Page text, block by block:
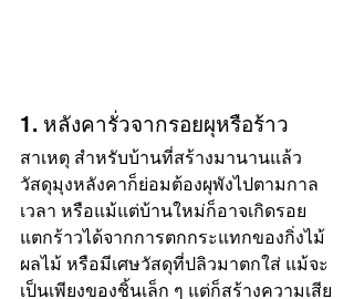
1. หลังคารั่วจากรอยผุหรือร้าว
สาเหตุ สำหรับบ้านที่สร้างมานานแล้ว
วัสดุมุงหลังคาก็ย่อมต้องผุพังไปตามกาล
เวลา หรือแม้แต่บ้านใหม่ก็อาจเกิดรอย
แตกร้าวได้จากการตกกระแทกของกิ่งไม้
ผลไม้ หรือมีเศษวัสดุที่ปลิวมาตกใส่ แม้จะ
เป็นเพียงของชิ้นเล็ก ๆ แต่ก็สร้างความเสีย